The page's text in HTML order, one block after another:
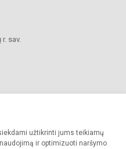
užtikrinti jums teikiamų
ir optimizuoti naršymo
sav.
Visos teisės saugomos.
sutikimo griežtai draudžiama.